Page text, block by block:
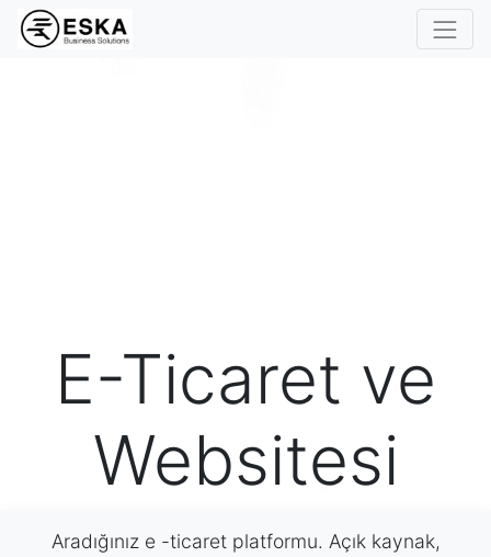
E-Ticaret ve
Websitesi
Aradığınız e -ticaret platformu. Açık kaynak,